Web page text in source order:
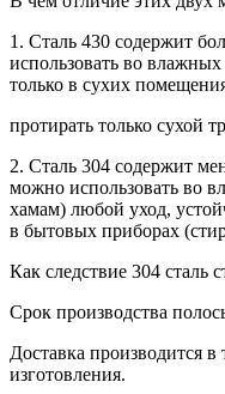
1. Сталь 430 содержит
использовать во
только в сухих
протирать только сухой
2. Сталь 304 содержит
можно использовать во
хамам) любой уход,
в бытовых приборах
Как следствие 304 сталь
Срок производства
Доставка производится
изготовления.